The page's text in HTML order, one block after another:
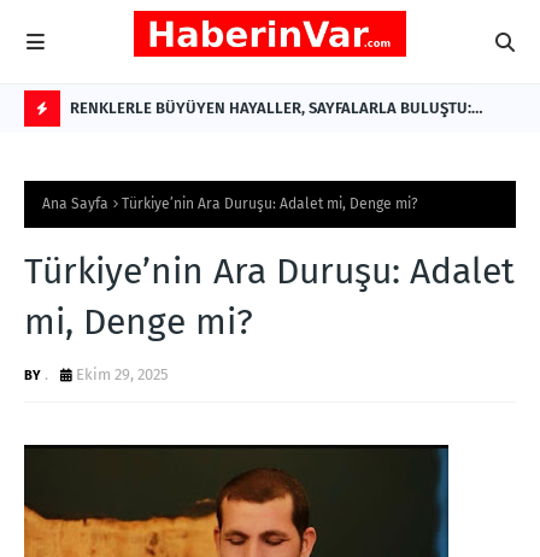
L
RENKLERLE BÜYÜYEN HAYALLER, SAYFALARLA BULUŞTU:
Ana Sayfa Türkiye’nin Ara Duruşu: Adalet mi, Denge mi?
Türkiye’nin Ara Duruşu: Adalet
mi, Denge mi?
. Ekim 29, 2025